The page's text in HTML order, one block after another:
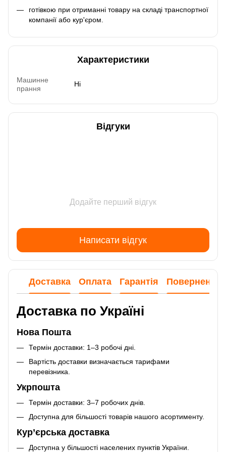
готівкою при отриманні товару на складі транспортної
компанії або кур'єром.
Характеристики
Машинне
прання
Ні
Відгуки
Додайте перший відгук
Написати відгук
Доставка Оплата Гарантія Повернення
Доставка по Україні
Нова Пошта
Термін доставки: 1–3 робочі дні.
Вартість доставки визначається тарифами
перевізника.
Укрпошта
Термін доставки: 3–7 робочих днів.
Доступна для більшості товарів нашого асортименту.
Кур’єрська доставка
Доступна у більшості населених пунктів України.